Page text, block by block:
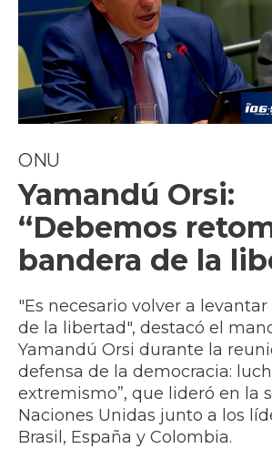
ONU
Yamandú Orsi:
“Debemos
bandera de la
"Es necesario volver a
de la libertad", destacó el
Yamandú Orsi durante la
defensa de la democracia:
extremismo”, que lideró en la
Naciones Unidas junto a los
Brasil, España y Colombia.